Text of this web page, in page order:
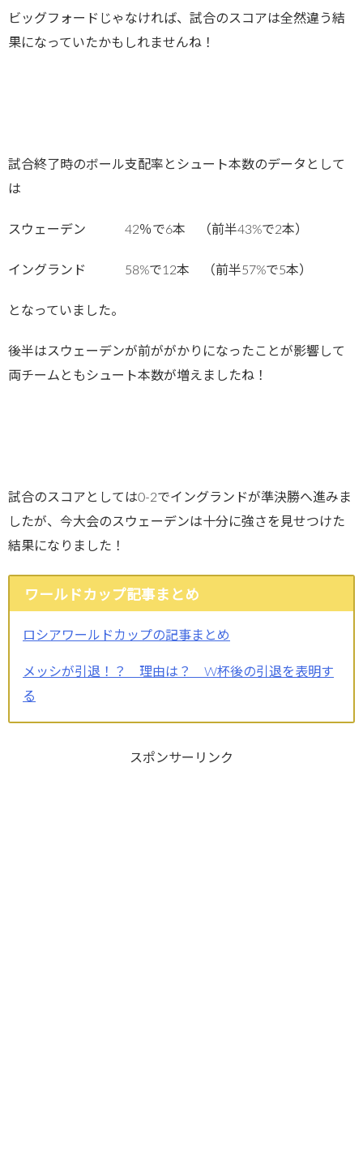
ビッグフォードじゃなければ、試合のスコアは全然違う結
果になっていたかもしれませんね！
試合終了時のボール支配率とシュート本数のデータとして
は
スウェーデン 42％で6本 （前半43%で2本）
イングランド 58%で12本 （前半57%で5本）
となっていました。
後半はスウェーデンが前ががかりになったことが影響して
両チームともシュート本数が増えましたね！
試合のスコアとしては0-2でイングランドが準決勝へ進みま
したが、今大会のスウェーデンは十分に強さを見せつけた
結果になりました！
ワールドカップ記事まとめ
ロシアワールドカップの記事まとめ
メッシが引退！？ 理由は？ W杯後の引退を表明す
る
スポンサーリンク